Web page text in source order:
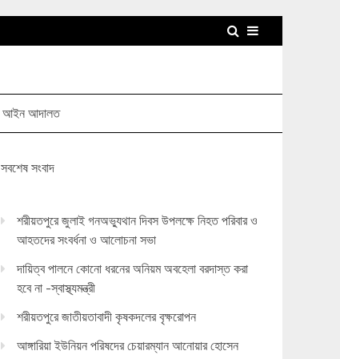
আইন আদালত
সবশেষ সংবাদ
শরীয়তপুরে জুলাই গনঅভ্যুথান দিবস উপলক্ষে নিহত পরিবার ও
আহতদের সংবর্ধনা ও আলোচনা সভা
দায়িত্ব পালনে কোনো ধরনের অনিয়ম অবহেলা বরদাস্ত করা
হবে না -স্বাস্থ্যমন্ত্রী
শরীয়তপুরে জাতীয়তাবাদী কৃষকদলের বৃক্ষরোপন
আঙ্গারিয়া ইউনিয়ন পরিষদের চেয়ারম্যান আনোয়ার হোসেন